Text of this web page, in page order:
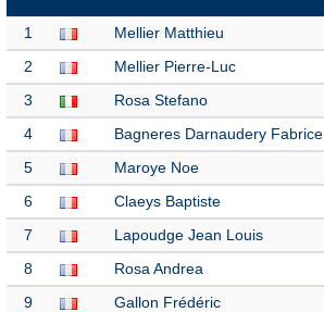
1 Mellier Matthieu
2 Mellier Pierre-Luc
3 Rosa Stefano
4 Bagneres Darnaudery Fabrice
5 Maroye Noe
6 Claeys Baptiste
7 Lapoudge Jean Louis
8 Rosa Andrea
9 Gallon Frédéric